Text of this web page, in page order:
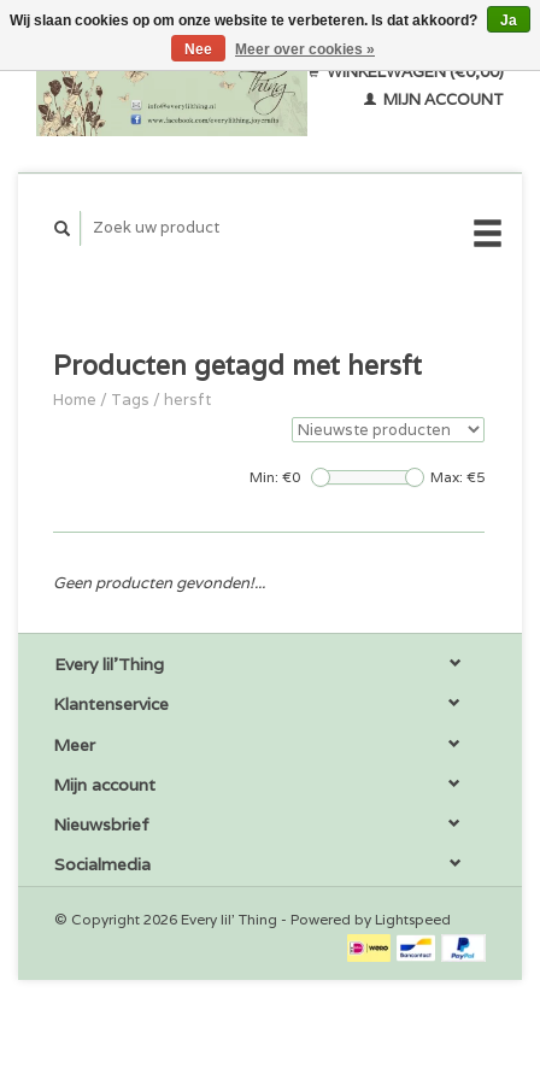
WINKELWAGEN (€0,00)
MIJN ACCOUNT
Producten getagd met hersft
Home / Tags / hersft
Min: €0 Max: €5
Geen producten gevonden!...
Every lil'Thing
Klantenservice
Meer
Mijn account
Nieuwsbrief
Socialmedia
© Copyright 2026 Every lil' Thing - Powered by Lightspeed
Wij slaan cookies op om onze website te verbeteren. Is dat akkoord?
Ja
Nee
Meer over cookies »